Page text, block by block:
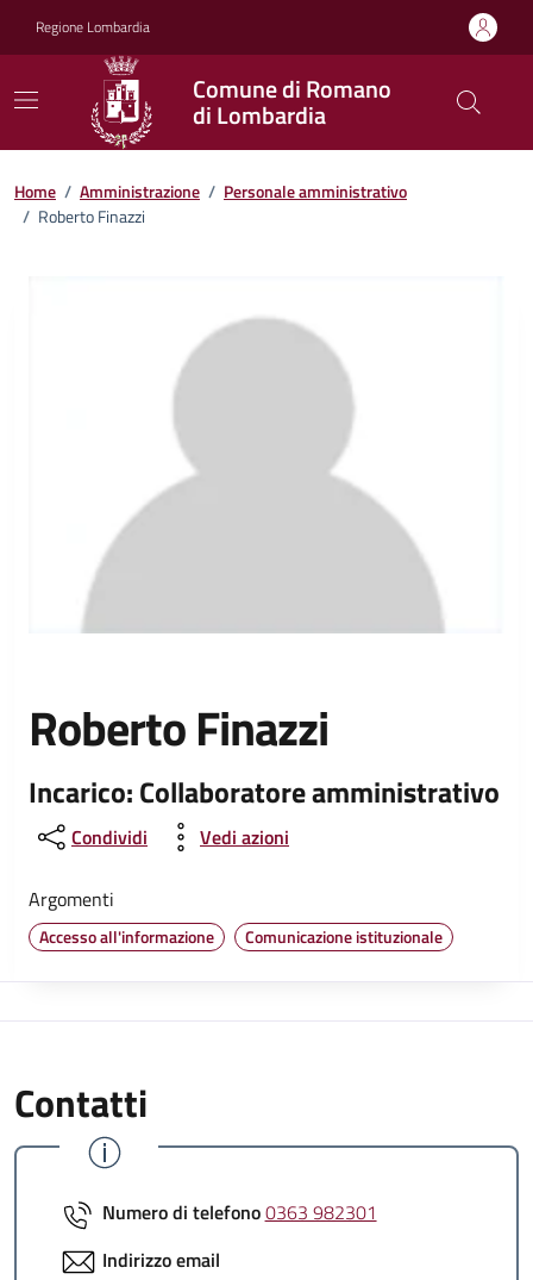
Regione Lombardia
Comune di Romano
di Lombardia
Home / Amministrazione / Personale amministrativo
/ Roberto Finazzi
Roberto Finazzi
Incarico: Collaboratore amministrativo
Condividi Vedi azioni
Argomenti
Accesso all'informazione Comunicazione istituzionale
Contatti
Numero di telefono0363 982301
Indirizzo email